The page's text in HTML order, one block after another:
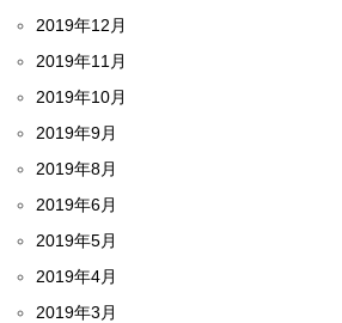
2019年12月
2019年11月
2019年10月
2019年9月
2019年8月
2019年6月
2019年5月
2019年4月
2019年3月